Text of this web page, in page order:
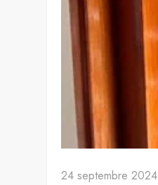
24 septembre 2024